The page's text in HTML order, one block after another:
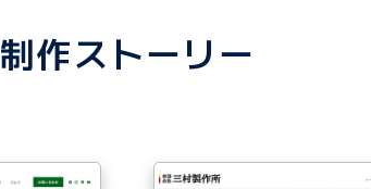
制作ストーリー